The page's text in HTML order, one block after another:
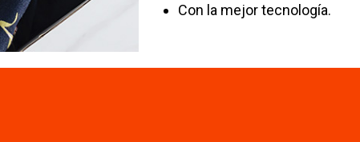
Con la mejor tecnología.